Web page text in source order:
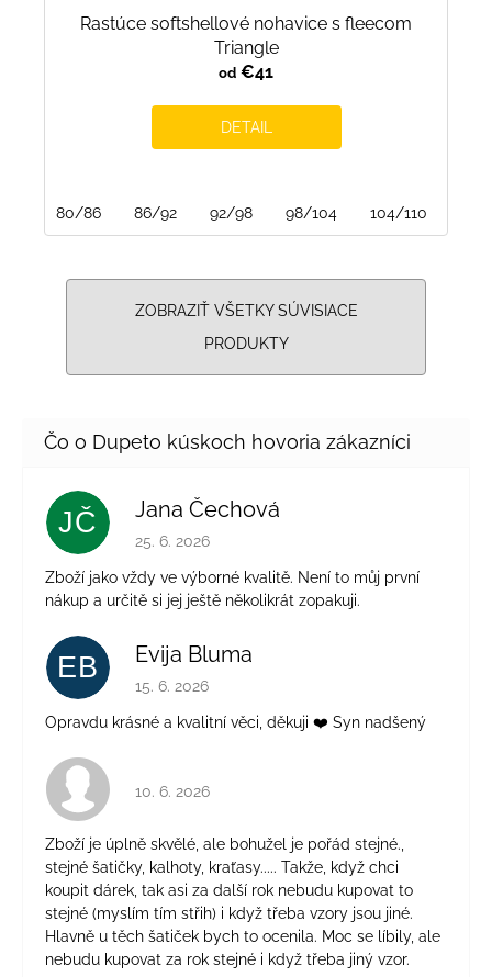
Rastúce softshellové nohavice s fleecom
Triangle
od €41
DETAIL
80/86 86/92 92/98 98/104 104/110
ZOBRAZIŤ VŠETKY SÚVISIACE
PRODUKTY
JČ Jana Čechová
Hodnotenie obchodu je 5 z 5 hviezdičiek.
25. 6. 2026
Zboží jako vždy ve výborné kvalitě. Není to můj první
nákup a určitě si jej ještě několikrát zopakuji.
EB Evija Bluma
Hodnotenie obchodu je 5 z 5 hviezdičiek.
15. 6. 2026
Opravdu krásné a kvalitní věci, děkuji ❤️ Syn nadšený
Hodnotenie obchodu je 4 z 5 hviezdičiek.
10. 6. 2026
Zboží je úplně skvělé, ale bohužel je pořád stejné.,
stejné šatičky, kalhoty, kraťasy..... Takže, když chci
koupit dárek, tak asi za další rok nebudu kupovat to
stejné (myslím tím střih) i když třeba vzory jsou jiné.
Hlavně u těch šatiček bych to ocenila. Moc se líbily, ale
nebudu kupovat za rok stejné i když třeba jiný vzor.